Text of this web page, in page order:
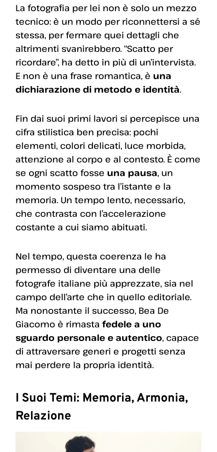
La fotografia per lei non è solo un mezzo
tecnico: è un modo per riconnettersi a sé
stessa, per fermare quei dettagli che
altrimenti svanirebbero. “Scatto per
ricordare”, ha detto in più di un’intervista.
E non è una frase romantica, è una
dichiarazione di metodo e identità.
Fin dai suoi primi lavori si percepisce una
cifra stilistica ben precisa: pochi
elementi, colori delicati, luce morbida,
attenzione al corpo e al contesto. È come
se ogni scatto fosse una pausa, un
momento sospeso tra l’istante e la
memoria. Un tempo lento, necessario,
che contrasta con l’accelerazione
costante a cui siamo abituati.
Nel tempo, questa coerenza le ha
permesso di diventare una delle
fotografe italiane più apprezzate, sia nel
campo dell’arte che in quello editoriale.
Ma nonostante il successo, Bea De
Giacomo è rimasta fedele a uno
sguardo personale e autentico, capace
di attraversare generi e progetti senza
mai perdere la propria identità.
I Suoi Temi: Memoria, Armonia,
Relazione